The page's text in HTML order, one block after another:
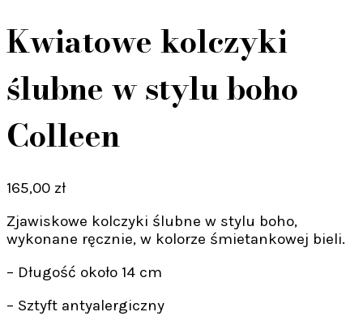
Kwiatowe kolczyki
ślubne w stylu boho
Colleen
165,00 zł
Zjawiskowe kolczyki ślubne w stylu boho,
wykonane ręcznie, w kolorze śmietankowej bieli.
– Długość około 14 cm
– Sztyft antyalergiczny